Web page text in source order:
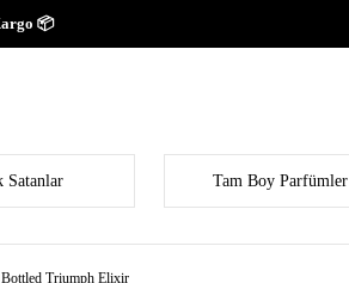
📦
Satanlar Tam Boy Parfümler
Triumph Elixir